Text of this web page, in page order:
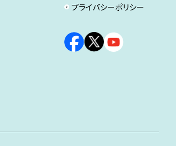
プライバシーポリシー